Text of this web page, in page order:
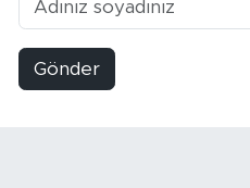
Gönder